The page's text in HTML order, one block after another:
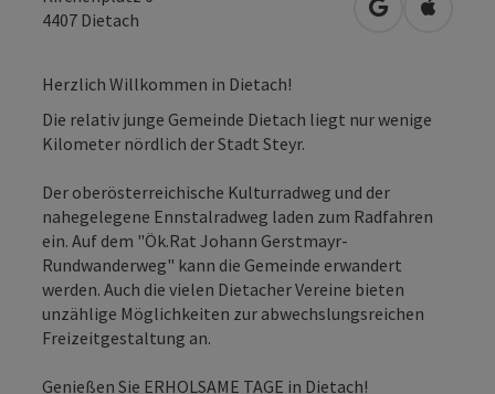
4407 Dietach in Google
in
Herzlich Willkommen in Dietach!
Die relativ junge Gemeinde Dietach liegt nur wenige
Kilometer nördlich der Stadt Steyr.
Der oberösterreichische Kulturradweg und der
nahegelegene Ennstalradweg laden zum Radfahren
ein. Auf dem "Ök.Rat Johann Gerstmayr-
Rundwanderweg" kann die Gemeinde erwandert
werden. Auch die vielen Dietacher Vereine bieten
unzählige Möglichkeiten zur abwechslungsreichen
Freizeitgestaltung an.
Genießen Sie ERHOLSAME TAGE in Dietach!